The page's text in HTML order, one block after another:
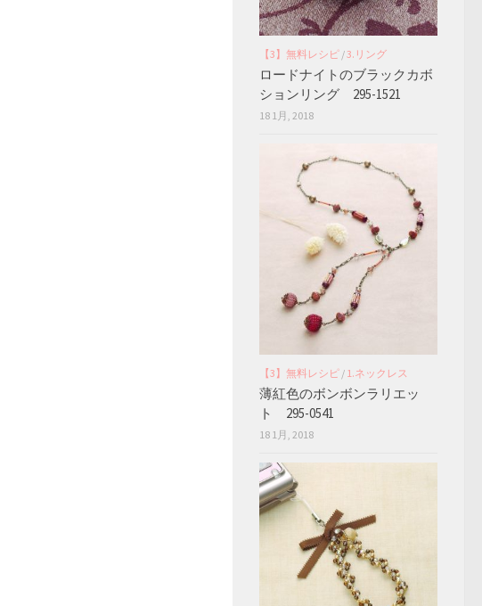
【3】無料レシピ /3.リング
ロードナイトのブラックカボ
ションリング 295-1521
18 1月, 2018
【3】無料レシピ / 1.ネックレス
薄紅色のボンボンラリエッ
ト 295-0541
18 1月, 2018